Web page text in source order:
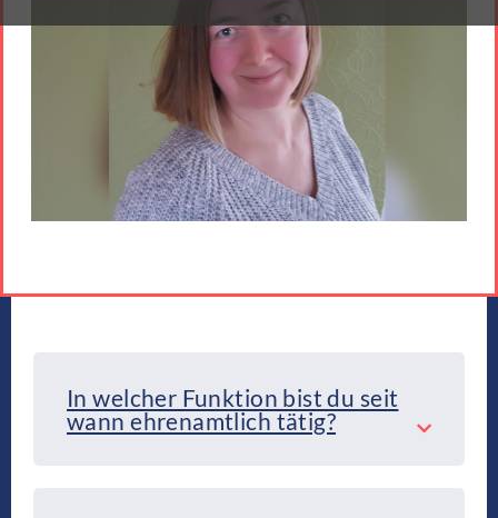
In welcher Funktion bist du seit
wann ehrenamtlich tätig?